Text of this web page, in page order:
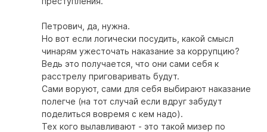
Петрович, да, нужна.
Но вот если логически посудить, какой смысл
чинарям ужесточать наказание за коррупцию?
Ведь это получается, что они сами себя к
расстрелу приговаривать будут.
Сами воруют, сами для себя выбирают наказание
полегче (на тот случай если вдруг забудут
поделиться вовремя с кем надо).
Тех кого вылавливают - это такой мизер по